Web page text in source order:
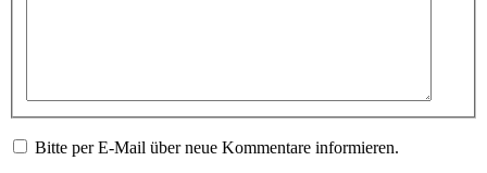
Bitte per E-Mail über neue Kommentare informieren.